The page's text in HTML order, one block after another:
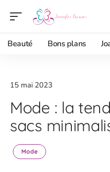
Beauté Bons plans
15 mai 2023
Mode : la
sacs
Mode